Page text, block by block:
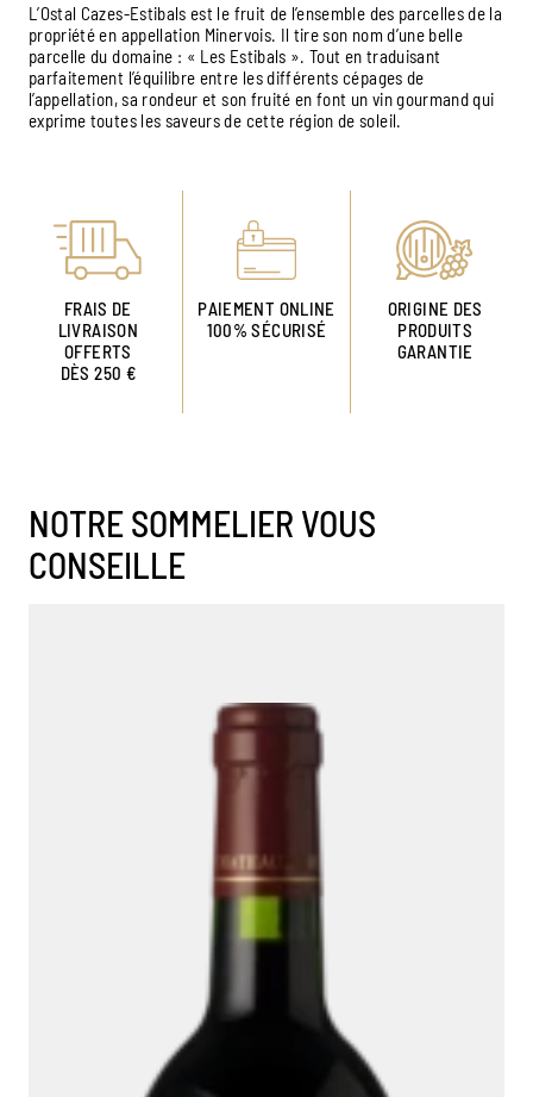
L’Ostal Cazes-Estibals est le fruit de l’ensemble des parcelles de la
propriété en appellation Minervois. Il tire son nom d’une belle
parcelle du domaine : « Les Estibals ». Tout en traduisant
parfaitement l’équilibre entre les différents cépages de
l’appellation, sa rondeur et son fruité en font un vin gourmand qui
exprime toutes les saveurs de cette région de soleil.
FRAIS DE
LIVRAISON
OFFERTS
DÈS 250 €
PAIEMENT ONLINE
100% SÉCURISÉ
ORIGINE DES
PRODUITS
GARANTIE
NOTRE SOMMELIER VOUS
CONSEILLE